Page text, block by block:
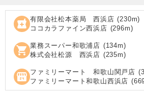
local_pharmacy 有限会社松本薬局 西浜店 (230m)
ココカラファイン西浜店 (296m)
shopping_cart 業務スーパー和歌浦店 (134m)
株式会社松源 西浜店 (235m)
local_convenience_store ファミリーマート 和歌山関戸店 (
ファミリーマート和歌山西浜店 (